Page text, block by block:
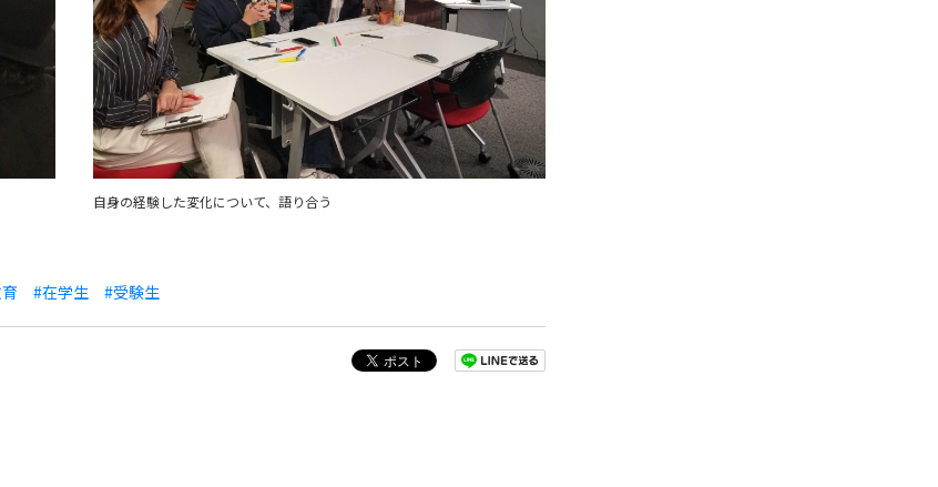
自身の経験した変化について、語り合う
#在学生 #受験生